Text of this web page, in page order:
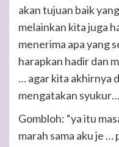
akan tujuan baik
melainkan kita juga
menerima apa yang
harapkan hadir dan
… agar kita akhirnya
mengatakan
Gombloh: “ya itu
marah sama aku je …